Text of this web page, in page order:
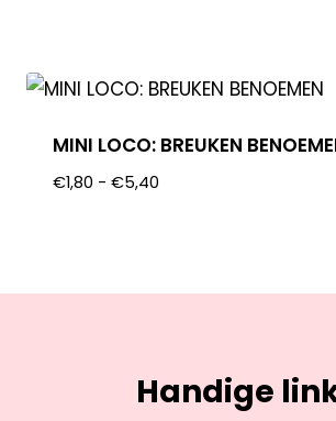
MINI LOCO: BREUKEN
€1,80 - €5,40
Handige